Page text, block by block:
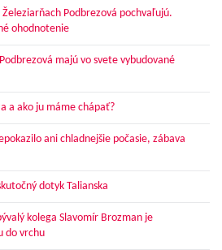
Podbrezová pochvaľujú.
ohodnotenie
majú vo svete vybudované
a ako ju máme chápať?
ani chladnejšie počasie, zábava
dotyk Talianska
kolega Slavomír Brozman je
do vrchu